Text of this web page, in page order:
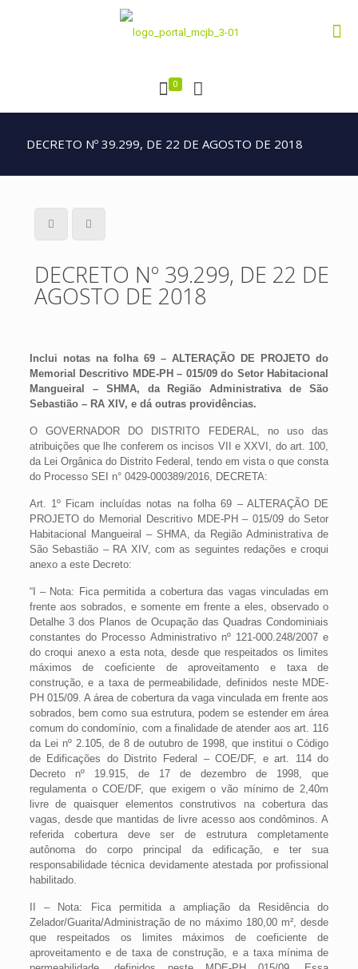
0
DECRETO Nº 39.299, DE 22 DE AGOSTO DE 2018
DECRETO Nº 39.299, DE 22 DE
AGOSTO DE 2018
Inclui notas na folha 69 – ALTERAÇÃO DE PROJETO do
Memorial Descritivo MDE-PH – 015/09 do Setor Habitacional
Mangueiral – SHMA, da Região Administrativa de São
Sebastião – RA XIV, e dá outras providências.
O GOVERNADOR DO DISTRITO FEDERAL, no uso das
atribuições que lhe conferem os incisos VII e XXVI, do art. 100,
da Lei Orgânica do Distrito Federal, tendo em vista o que consta
do Processo SEI n° 0429-000389/2016, DECRETA:
Art. 1º Ficam incluídas notas na folha 69 – ALTERAÇÃO DE
PROJETO do Memorial Descritivo MDE-PH – 015/09 do Setor
Habitacional Mangueiral – SHMA, da Região Administrativa de
São Sebastião – RA XIV, com as seguintes redações e croqui
anexo a este Decreto:
“I – Nota: Fica permitida a cobertura das vagas vinculadas em
frente aos sobrados, e somente em frente a eles, observado o
Detalhe 3 dos Planos de Ocupação das Quadras Condominiais
constantes do Processo Administrativo nº 121-000.248/2007 e
do croqui anexo a esta nota, desde que respeitados os limites
máximos de coeficiente de aproveitamento e taxa de
construção, e a taxa de permeabilidade, definidos neste MDE-
PH 015/09. A área de cobertura da vaga vinculada em frente aos
sobrados, bem como sua estrutura, podem se estender em área
comum do condomínio, com a finalidade de atender aos art. 116
da Lei nº 2.105, de 8 de outubro de 1998, que institui o Código
de Edificações do Distrito Federal – COE/DF, e art. 114 do
Decreto nº 19.915, de 17 de dezembro de 1998, que
regulamenta o COE/DF, que exigem o vão mínimo de 2,40m
livre de quaisquer elementos construtivos na cobertura das
vagas, desde que mantidas de livre acesso aos condôminos. A
referida cobertura deve ser de estrutura completamente
autônoma do corpo principal da edificação, e ter sua
responsabilidade técnica devidamente atestada por profissional
habilitado.
II – Nota: Fica permitida a ampliação da Residência do
Zelador/Guarita/Administração de no máximo 180,00 m², desde
que respeitados os limites máximos de coeficiente de
aproveitamento e de taxa de construção, e a taxa mínima de